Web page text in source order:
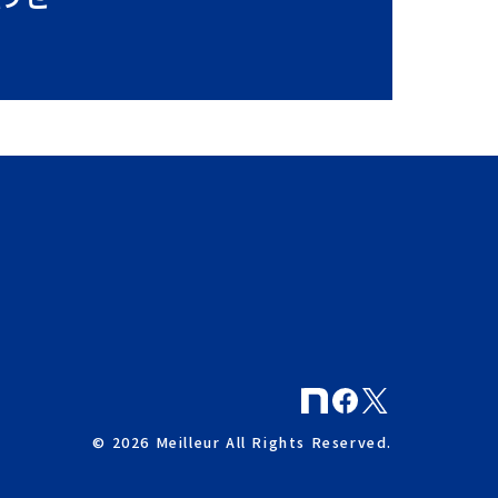
© 2026 Meilleur All Rights Reserved.